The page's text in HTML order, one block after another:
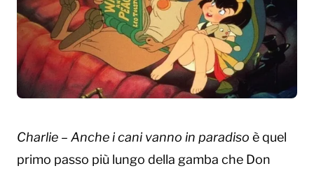
Charlie – Anche i cani vanno in paradiso è quel
primo passo più lungo della gamba che Don